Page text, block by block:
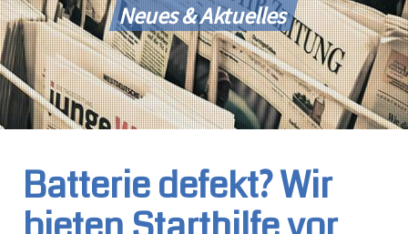
Neues & Aktuelles
Batterie defekt? Wir